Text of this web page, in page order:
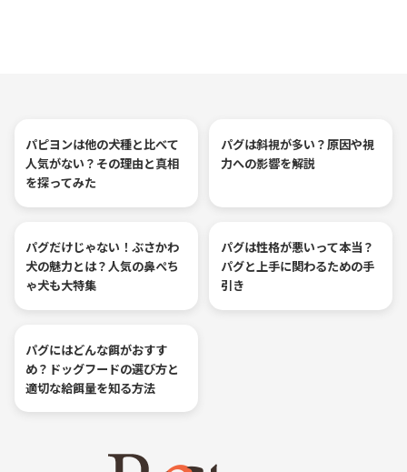
パピヨンは他の犬種と比べて
人気がない？その理由と真相
を探ってみた
パグは斜視が多い？原因や視
力への影響を解説
パグだけじゃない！ぶさかわ
犬の魅力とは？人気の鼻ぺち
ゃ犬も大特集
パグは性格が悪いって本当？
パグと上手に関わるための手
引き
パグにはどんな餌がおすす
め？ドッグフードの選び方と
適切な給餌量を知る方法